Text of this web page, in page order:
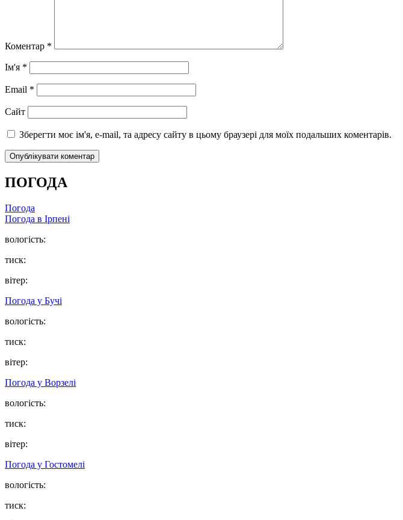
Коментар *
Ім'я *
Email *
Сайт
Зберегти моє ім'я, e-mail, та адресу сайту в цьому браузері для моїх подальших коментарів.
ПОГОДА
Погода
Погода в Ірпені
вологість:
тиск:
вітер:
Погода у Бучі
вологість:
тиск:
вітер:
Погода у Ворзелі
вологість:
тиск:
вітер:
Погода у Гостомелі
вологість:
тиск: